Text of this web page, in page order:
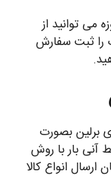
می توانید از
را ثبت سفارش
برلین بصورت
بار با روش
انواع کالا